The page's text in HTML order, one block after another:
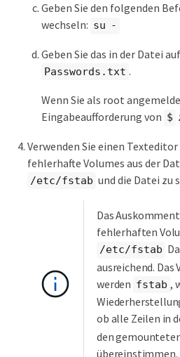
Geben Sie den folgenden
wechseln: su -
Geben Sie das in der Datei
Passwords.txt .
Wenn Sie als root
Eingabeaufforderung von $
Verwenden Sie einen
fehlerhafte Volumes aus der
/etc/fstab und die Datei zu
Das
fehlerhaften
/etc/fstab
ausreichend.
werden fstab ,
ob alle Zeilen in
den
übereinstimmen.